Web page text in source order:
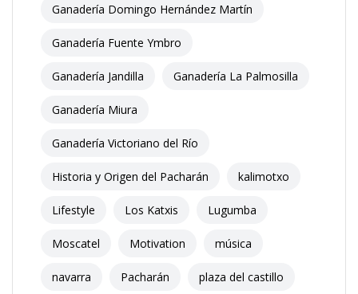
Ganadería Domingo Hernández Martín
Ganadería Fuente Ymbro
Ganadería Jandilla Ganadería La Palmosilla
Ganadería Miura
Ganadería Victoriano del Río
Historia y Origen del Pacharán kalimotxo
Lifestyle Los Katxis Lugumba
Moscatel Motivation música
navarra Pacharán plaza del castillo